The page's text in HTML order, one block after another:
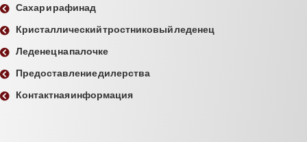
Сахар и рафинад
Кристаллический тростниковый леденец
Леденец на палочке
Предоставление дилерства
Контактная информация